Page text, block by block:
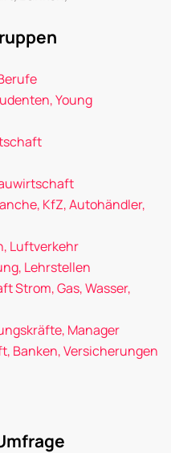
Young
KfZ, Autohändler,
Luftverkehr
Lehrstellen
Strom, Gas, Wasser,
Manager
Banken, Versicherungen